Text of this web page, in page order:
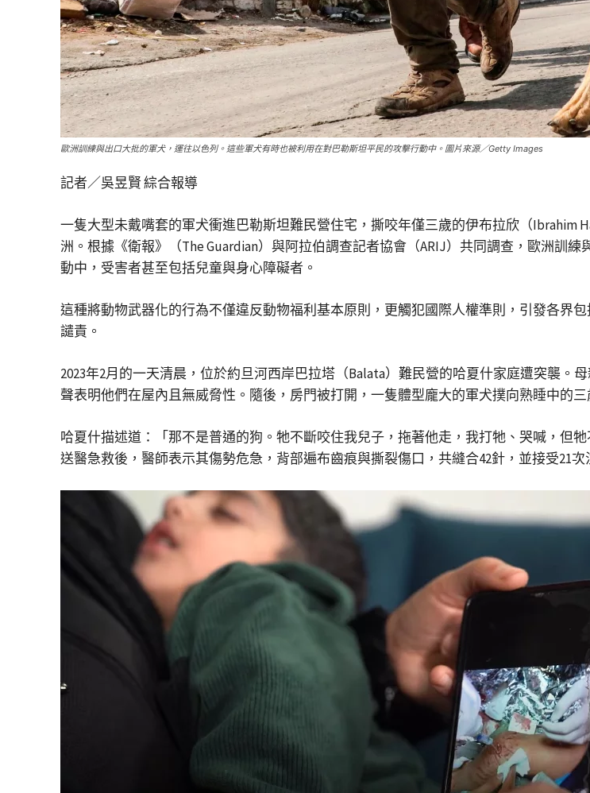
歐洲訓練與出口大批的軍犬，運往以色列。這些軍犬有時也被利用在對巴勒斯坦平民的攻擊行動中。圖片來源／Getty Images
記者／吳昱賢 綜合報導
一隻大型未戴嘴套的軍犬衝進巴勒斯坦難民營住宅，撕咬年僅三歲的伊布拉欣（Ibrahim
洲。根據《衛報》（The Guardian）與阿拉伯調查記者協會（ARIJ）共同調查，歐洲訓
動中，受害者甚至包括兒童與身心障礙者。
這種將動物武器化的行為不僅違反動物福利基本原則，更觸犯國際人權準則，引發各界
譴責。
2023年2月的一天清晨，位於約旦河西岸巴拉塔（Balata）難民營的哈夏什家庭遭突襲。
聲表明他們在屋內且無威脅性。隨後，房門被打開，一隻體型龐大的軍犬撲向熟睡中的三
哈夏什描述道：「那不是普通的狗。牠不斷咬住我兒子，拖著他走，我打牠、哭喊，但
送醫急救後，醫師表示其傷勢危急，背部遍布齒痕與撕裂傷口，共縫合42針，並接受21次